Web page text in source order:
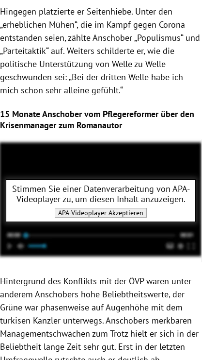
Hingegen platzierte er Seitenhiebe. Unter den
„erheblichen Mühen“, die im Kampf gegen Corona
entstanden seien, zählte Anschober „Populismus“ und
„Parteitaktik“ auf. Weiters schilderte er, wie die
politische Unterstützung von Welle zu Welle
geschwunden sei: „Bei der dritten Welle habe ich
mich schon sehr alleine gefühlt.“
15 Monate Anschober vom Pflegereformer über den
Krisenmanager zum Romanautor
Stimmen Sie einer Datenverarbeitung von APA-
Videoplayerzu, um diesen Inhalt anzuzeigen.
APA-Videoplayer Akzeptieren
Hintergrund des Konflikts mit der ÖVP waren unter
anderem Anschobers hohe Beliebtheitswerte, der
Grüne war phasenweise auf Augenhöhe mit dem
türkisen Kanzler unterwegs. Anschobers merkbaren
Managementschwächen zum Trotz hielt er sich in der
Beliebtheit lange Zeit sehr gut. Erst in der letzten